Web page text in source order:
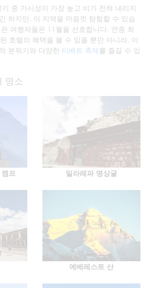
중 가시성이 가장 높고 비가 전혀 내리지
하지만, 이 지역을 마음껏 탐험할 수 있습
여행자들은 11월을 선호합니다. 연중 최
호텔의 혜택을 볼 수 있을 뿐만 아니라, 이
분위기와 다양한 티베트 축제를 즐길 수 있
명소
프 밀라레파 명상굴
에베레스트 산